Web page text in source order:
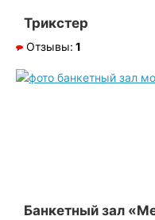
Трикстер
Отзывы: 1
Банкетный зал